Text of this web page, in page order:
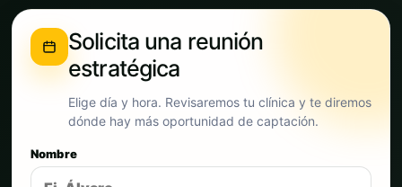
Solicita una reunión
estratégica
Elige día y hora. Revisaremos tu clínica y te diremos
dónde hay más oportunidad de captación.
Nombre